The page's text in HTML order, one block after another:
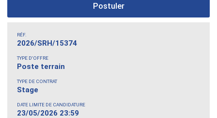
Postuler
RÉF.
2026/SRH/15374
TYPE D'OFFRE
Poste terrain
TYPE DE CONTRAT
Stage
DATE LIMITE DE CANDIDATURE
23/05/2026 23:59